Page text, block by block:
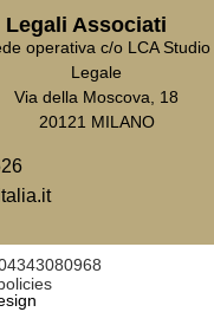
Associati
operativa c/o LCA Studio
Legale
Via della Moscova, 18
20121 MILANO